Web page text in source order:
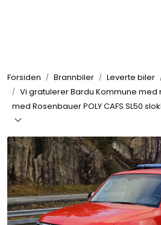
Forsiden Brannbiler Leverte biler
Vi gratulerer Bardu Kommune med
med Rosenbauer POLY CAFS SL50
Produkter
Reservedeler
Nyheter
Om oss
Kvalitet og miljø